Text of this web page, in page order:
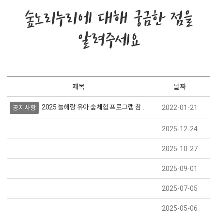
숲노리누리에 대해 궁금한 점을
알려주세요
제목 날짜
공지사항 2025 늘해랑 유아 숲체험 프로그램 참가자 모집 (상시모집) 2022-01-21
2025-12-24
2025-10-27
2025-09-01
2025-07-05
2025-05-06